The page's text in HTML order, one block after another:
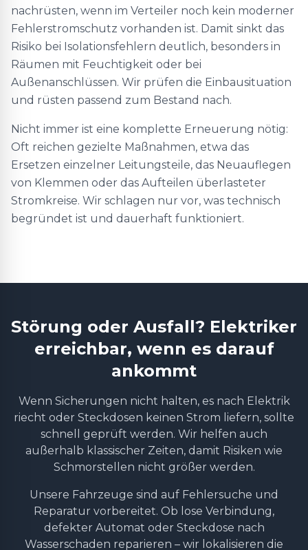
nachrüsten, wenn im Verteiler noch kein moderner
Fehlerstromschutz vorhanden ist. Damit sinkt das
Risiko bei Isolationsfehlern deutlich, besonders in
Räumen mit Feuchtigkeit oder bei
Außenanschlüssen. Wir prüfen die Einbausituation
und rüsten passend zum Bestand nach.
Nicht immer ist eine komplette Erneuerung nötig:
Oft reichen gezielte Maßnahmen, etwa das
Ersetzen einzelner Leitungsteile, das Neuauflegen
von Klemmen oder das Aufteilen überlasteter
Stromkreise. Wir schlagen nur vor, was technisch
begründet ist und dauerhaft funktioniert.
Störung oder Ausfall? Elektriker
erreichbar, wenn es darauf
ankommt
Wenn Sicherungen nicht halten, es nach Elektrik
riecht oder Steckdosen keinen Strom liefern, sollte
schnell geprüft werden. Wir helfen auch
außerhalb klassischer Zeiten, damit Risiken wie
Schmorstellen nicht größer werden.
Unsere Fahrzeuge sind auf Fehlersuche und
Reparatur vorbereitet. Ob lose Verbindung,
defekter Automat oder Steckdose nach
Wasserschaden reparieren – wir lokalisieren die